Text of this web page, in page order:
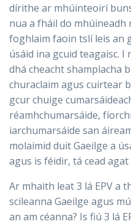
dírithe ar mhúinteoirí
nua a fháil do mhúineadh
foghlaim faoin tslí leis an
úsáid ina gcuid teagaisc.
dhá cheacht shamplacha
churaclaim agus cuirtear
gcur chuige
réamhchumarsáide,
iarchumarsáide san
molaimid duit Gaeilge a
agus is féidir, tá cead
Ar mhaith leat 3 lá EPV a
scileanna Gaeilge agus
an am céanna? Is fiú 3 lá